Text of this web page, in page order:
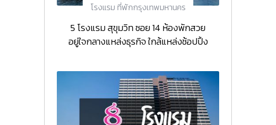
โรงแรม ที่พักกรุงเทพมหานคร
5 โรงแรม สุขุมวิท ซอย 14 ห้องพักสวย
อยู่ใจกลางแหล่งธุรกิจ ใกล้แหล่งช้อปปิ้ง